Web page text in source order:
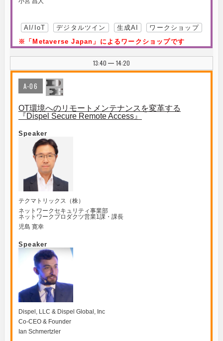
AI/IoT デジタルツイン 生成AI
ワークショップ
※「Metaverse Japan」によるワークショップです
13:40 | 14:20
A-06
OT環境へのリモートメンテナンスを変革する
『Dispel Secure Remote Access』
Speaker
テクマトリックス（株）
ネットワークセキュリティ事業部
ネットワークプロダクツ営業1課・課長
児島 寛幸
Speaker
Dispel, LLC & Dispel Global, Inc
Co-CEO & Founder
Ian Schmertzler